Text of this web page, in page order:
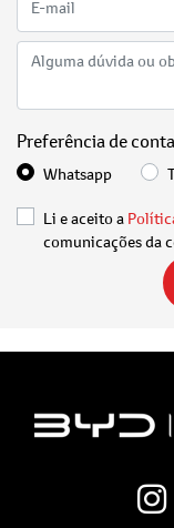
Preferência de
Whatsapp
Li e aceito a
comunicações da